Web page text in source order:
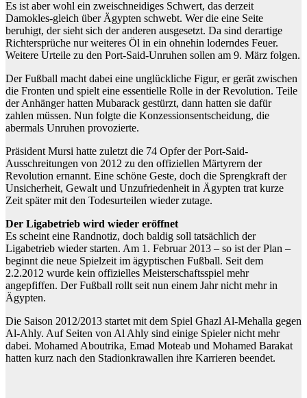
Es ist aber wohl ein zweischneidiges Schwert, das derzeit
Damokles-gleich über Ägypten schwebt. Wer die eine Seite
beruhigt, der sieht sich der anderen ausgesetzt. Da sind derartige
Richtersprüche nur weiteres Öl in ein ohnehin loderndes Feuer.
Weitere Urteile zu den Port-Said-Unruhen sollen am 9. März folgen.
Der Fußball macht dabei eine unglückliche Figur, er gerät zwischen
die Fronten und spielt eine essentielle Rolle in der Revolution. Teile
der Anhänger hatten Mubarack gestürzt, dann hatten sie dafür
zahlen müssen. Nun folgte die Konzessionsentscheidung, die
abermals Unruhen provozierte.
Präsident Mursi hatte zuletzt die 74 Opfer der Port-Said-
Ausschreitungen von 2012 zu den offiziellen Märtyrern der
Revolution ernannt. Eine schöne Geste, doch die Sprengkraft der
Unsicherheit, Gewalt und Unzufriedenheit in Ägypten trat kurze
Zeit später mit den Todesurteilen wieder zutage.
Der Ligabetrieb wird wieder eröffnet
Es scheint eine Randnotiz, doch baldig soll tatsächlich der
Ligabetrieb wieder starten. Am 1. Februar 2013 – so ist der Plan –
beginnt die neue Spielzeit im ägyptischen Fußball. Seit dem
2.2.2012 wurde kein offizielles Meisterschaftsspiel mehr
angepfiffen. Der Fußball rollt seit nun einem Jahr nicht mehr in
Ägypten.
Die Saison 2012/2013 startet mit dem Spiel Ghazl Al-Mehalla gegen
Al-Ahly. Auf Seiten von Al Ahly sind einige Spieler nicht mehr
dabei. Mohamed Aboutrika, Emad Moteab und Mohamed Barakat
hatten kurz nach den Stadionkrawallen ihre Karrieren beendet.